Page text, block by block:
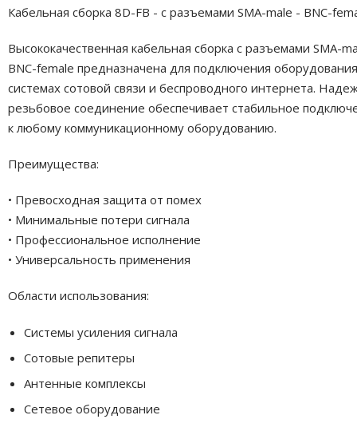
Кабельная сборка 8D-FB - с разъемами SMA-male - BNC-
Высококачественная кабельная сборка с разъемами SMA-
BNC-female предназначена для подключения
системах сотовой связи и беспроводного интернета.
резьбовое соединение обеспечивает стабильное
к любому коммуникационному оборудованию.
Преимущества:
• Превосходная защита от помех
• Минимальные потери сигнала
• Профессиональное исполнение
• Универсальность применения
Области использования:
Системы усиления сигнала
Сотовые репитеры
Антенные комплексы
Сетевое оборудование